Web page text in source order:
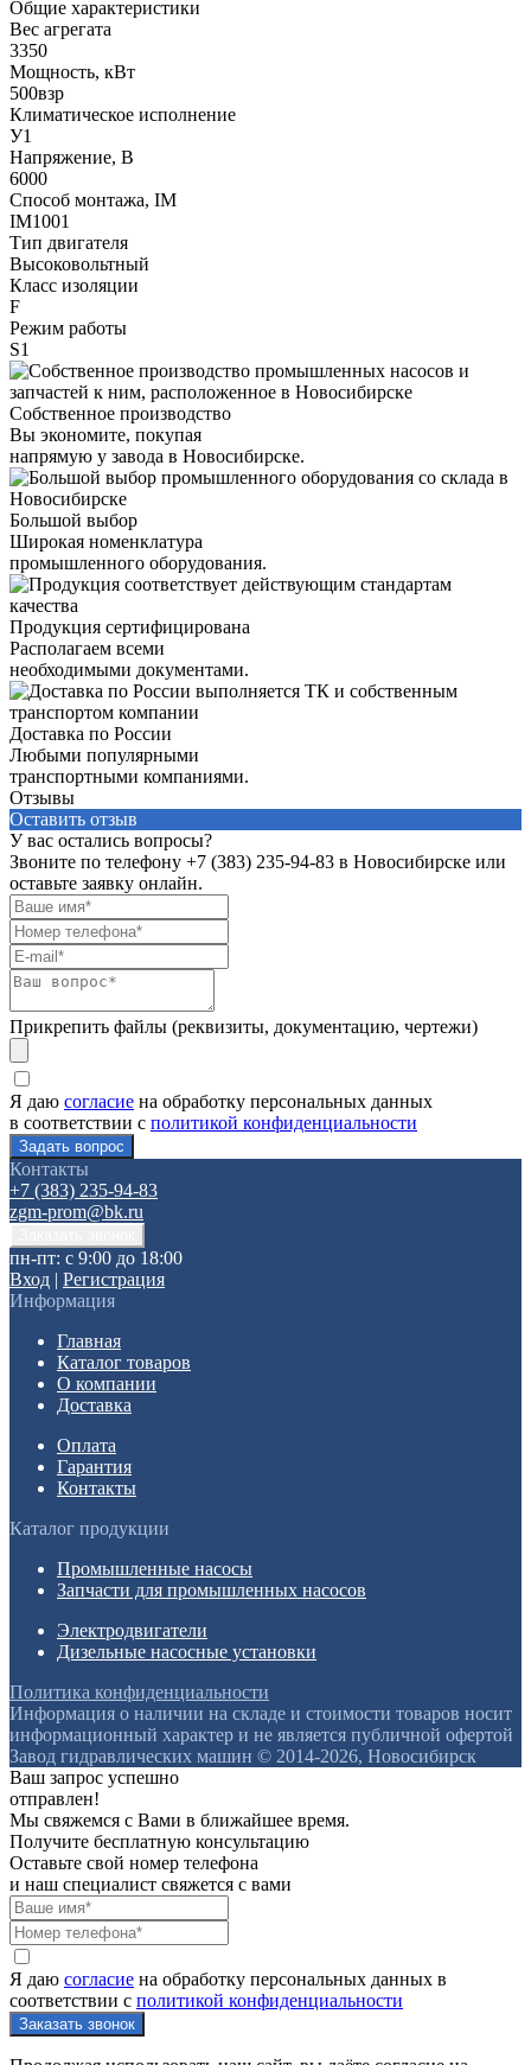
Общие характеристики
Вес агрегата
3350
Мощность, кВт
500взр
Климатическое исполнение
У1
Напряжение, В
6000
Способ монтажа, IM
IM1001
Тип двигателя
Высоковольтный
Класс изоляции
F
Режим работы
S1
Собственное производство
Вы экономите, покупая
напрямую у завода в Новосибирске.
Большой выбор
Широкая номенклатура
промышленного оборудования.
Продукция сертифицирована
Располагаем всеми
необходимыми документами.
Доставка по России
Любыми популярными
транспортными компаниями.
Отзывы
Оставить отзыв
У вас остались вопросы?
Звоните по телефону +7 (383) 235-94-83 в Новосибирске или
оставьте заявку онлайн.
Прикрепить файлы (реквизиты, документацию, чертежи)
Я даю согласие на обработку персональных данных
в соответствии с политикой конфиденциальности
Контакты
+7 (383) 235-94-83
zgm-prom@bk.ru
пн-пт: с 9:00 до 18:00
Вход | Регистрация
Информация
Главная
Каталог товаров
О компании
Доставка
Оплата
Гарантия
Контакты
Каталог продукции
Промышленные насосы
Запчасти для промышленных насосов
Электродвигатели
Дизельные насосные установки
Политика конфиденциальности
Информация о наличии на складе и стоимости товаров носит
информационный характер и не является публичной офертой
Завод гидравлических машин © 2014-2026, Новосибирск
Ваш запрос успешно
отправлен!
Мы свяжемся с Вами в ближайшее время.
Получите бесплатную консультацию
Оставьте свой номер телефона
и наш специалист свяжется с вами
Я даю согласие на обработку персональных данных в
соответствии с политикой конфиденциальности